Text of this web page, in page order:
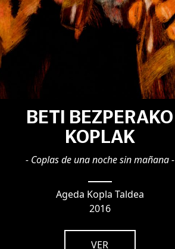
BETI BEZPERAKO
KOPLAK
- Coplas de una noche sin mañana -
Ageda Kopla Taldea
2016
VER